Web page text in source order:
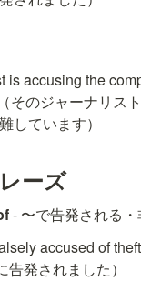
is accusing the
そのジャーナリス
しています）
ーズ
- 〜で告発される
accused of
告発されました）